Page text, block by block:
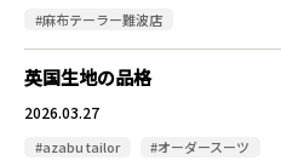
#麻布テーラー難波店
英国生地の品格
2026.03.27
#azabu tailor
#オーダースーツ